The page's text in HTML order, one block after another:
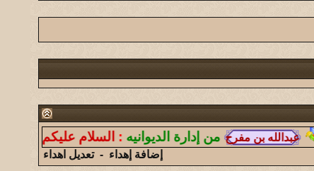
من إدارة الديوانيه :السلام عليكم ورحمة الله
إضافة إهداء -تعديل اهداء